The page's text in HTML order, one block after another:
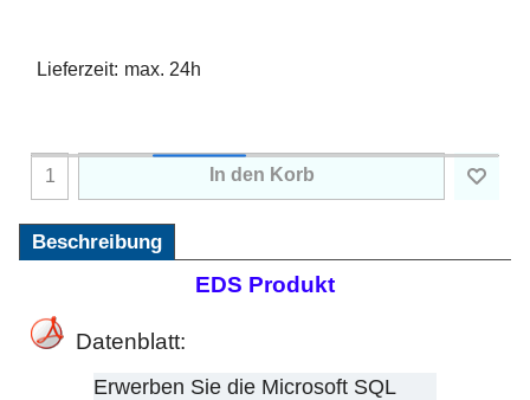
Lieferzeit: max. 24h
In den Korb
Beschreibung
EDS Produkt
Datenblatt:
Erwerben Sie die Microsoft SQL